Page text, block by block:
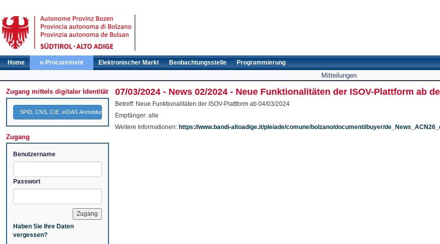
Home e-Procurement Elektronischer Markt Beobachtungsstelle Programmierung
Mitteilungen
Zugang mittels digitaler Identität
SPID, CNS, CIE, eIDAS Anmeldung
Zugang
Benutzername
Passwort
Haben Sie Ihre Daten
vergessen?
07/03/2024 - News 02/2024 - Neue Funktionalitäten der ISOV-Plattform ab
Betreff: Neue Funktionalitäten der ISOV-Plattform ab 04/03/2024
Empfänger: alle
Weitere Informationen: https://www.bandi-altoadige.it/pleiade/comune/bolzano/documenti/buyer/